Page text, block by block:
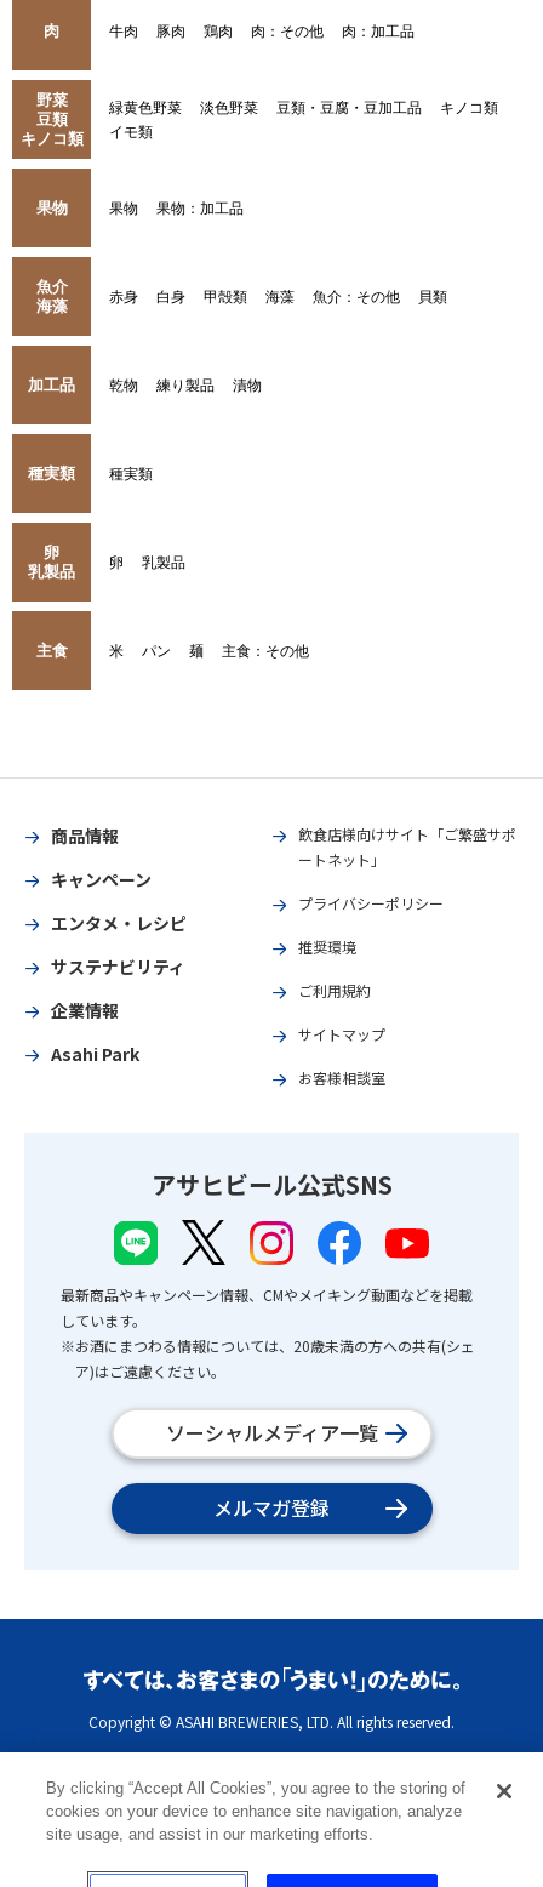
肉 牛肉 豚肉 鶏肉 肉：その他 肉：加工品
野菜
豆類
キノコ類
緑黄色野菜 淡色野菜 豆類・豆腐・豆加工品
キノコ類
イモ類
果物 果物 果物：加工品
魚介
海藻
赤身 白身 甲殻類 海藻 魚介：その他 貝類
加工品 乾物 練り製品 漬物
種実類 種実類
卵
乳製品
卵 乳製品
主食 米 パン 麺 主食：その他
商品情報
キャンペーン
エンタメ・レシピ
サステナビリティ
企業情報
Asahi Park
飲食店様向けサイト「ご繁盛サポ
ートネット」
プライバシーポリシー
推奨環境
ご利用規約
サイトマップ
お客様相談室
アサヒビール公式SNS
最新商品やキャンペーン情報、CMやメイキング動画などを掲載
しています。
※お酒にまつわる情報については、20歳未満の方への共有(シェ
ア)はご遠慮ください。
ソーシャルメディア一覧
メルマガ登録
Copyright © ASAHI BREWERIES, LTD. All rights reserved.
By clicking “Accept All Cookies”, you agree to the storing of
cookies on your device to enhance site navigation, analyze
site usage, and assist in our marketing efforts.